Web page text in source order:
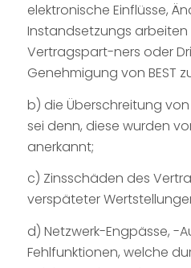
elektronische Einflüsse,
Instandsetzungs arbeiten
Vertragspart-ners oder
Genehmigung von BEST
b) die Überschreitung
sei denn, diese wurden
anerkannt;
c) Zinsschäden des
verspäteter
d) Netzwerk-Engpässe, -
Fehlfunktionen, welche